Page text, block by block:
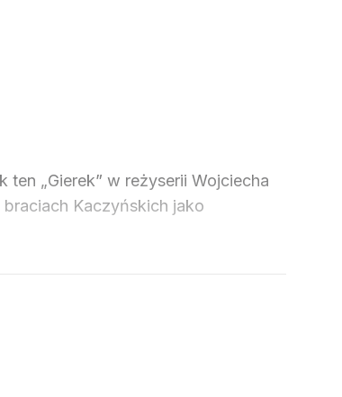
„Gierek” w reżyserii Wojciecha
Kaczyńskich jako